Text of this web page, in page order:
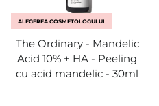
ALEGEREA COSMETOLOGULUI
The Ordinary - Mandelic
Acid 10% + HA - Peeling
cu acid mandelic - 30ml